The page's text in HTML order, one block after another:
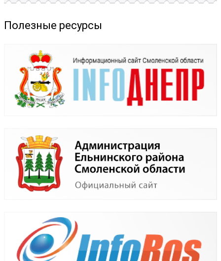
Полезные ресурсы